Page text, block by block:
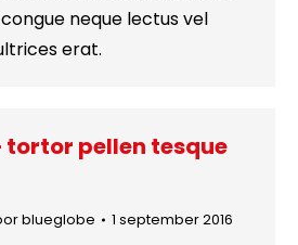
neque lectus vel
erat.
tortor pellen tesque
blueglobe 1 september 2016